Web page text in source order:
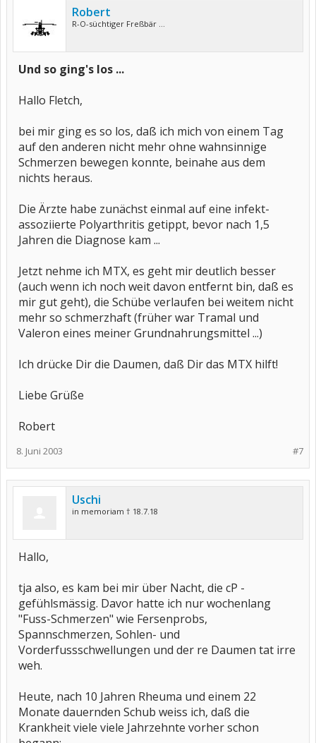
Robert
R-O-süchtiger Freßbär ...
Und so ging's los ...
Hallo Fletch,
bei mir ging es so los, daß ich mich von einem Tag
auf den anderen nicht mehr ohne wahnsinnige
Schmerzen bewegen konnte, beinahe aus dem
nichts heraus.
Die Ärzte habe zunächst einmal auf eine infekt-
assoziierte Polyarthritis getippt, bevor nach 1,5
Jahren die Diagnose kam ...
Jetzt nehme ich MTX, es geht mir deutlich besser
(auch wenn ich noch weit davon entfernt bin, daß es
mir gut geht), die Schübe verlaufen bei weitem nicht
mehr so schmerzhaft (früher war Tramal und
Valeron eines meiner Grundnahrungsmittel ...)
Ich drücke Dir die Daumen, daß Dir das MTX hilft!
Liebe Grüße
Robert
#7
8. Juni 2003
Uschi
in memoriam † 18.7.18
Hallo,
tja also, es kam bei mir über Nacht, die cP -
gefühlsmässig. Davor hatte ich nur wochenlang
"Fuss-Schmerzen" wie Fersenprobs,
Spannschmerzen, Sohlen- und
Vorderfussschwellungen und der re Daumen tat irre
weh.
Heute, nach 10 Jahren Rheuma und einem 22
Monate dauernden Schub weiss ich, daß die
Krankheit viele viele Jahrzehnte vorher schon